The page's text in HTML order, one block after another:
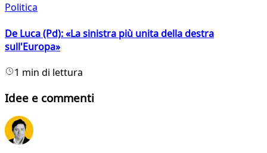
Politica
De Luca (Pd): «La sinistra più unita della destra
sull'Europa»
1 min di lettura
Idee e commenti